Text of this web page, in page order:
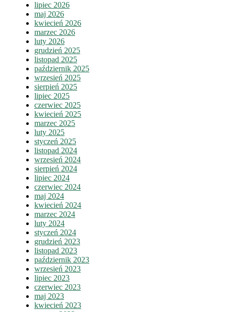
lipiec 2026
maj 2026
kwiecień 2026
marzec 2026
luty 2026
grudzień 2025
listopad 2025
październik 2025
wrzesień 2025
sierpień 2025
lipiec 2025
czerwiec 2025
kwiecień 2025
marzec 2025
luty 2025
styczeń 2025
listopad 2024
wrzesień 2024
sierpień 2024
lipiec 2024
czerwiec 2024
maj 2024
kwiecień 2024
marzec 2024
luty 2024
styczeń 2024
grudzień 2023
listopad 2023
październik 2023
wrzesień 2023
lipiec 2023
czerwiec 2023
maj 2023
kwiecień 2023